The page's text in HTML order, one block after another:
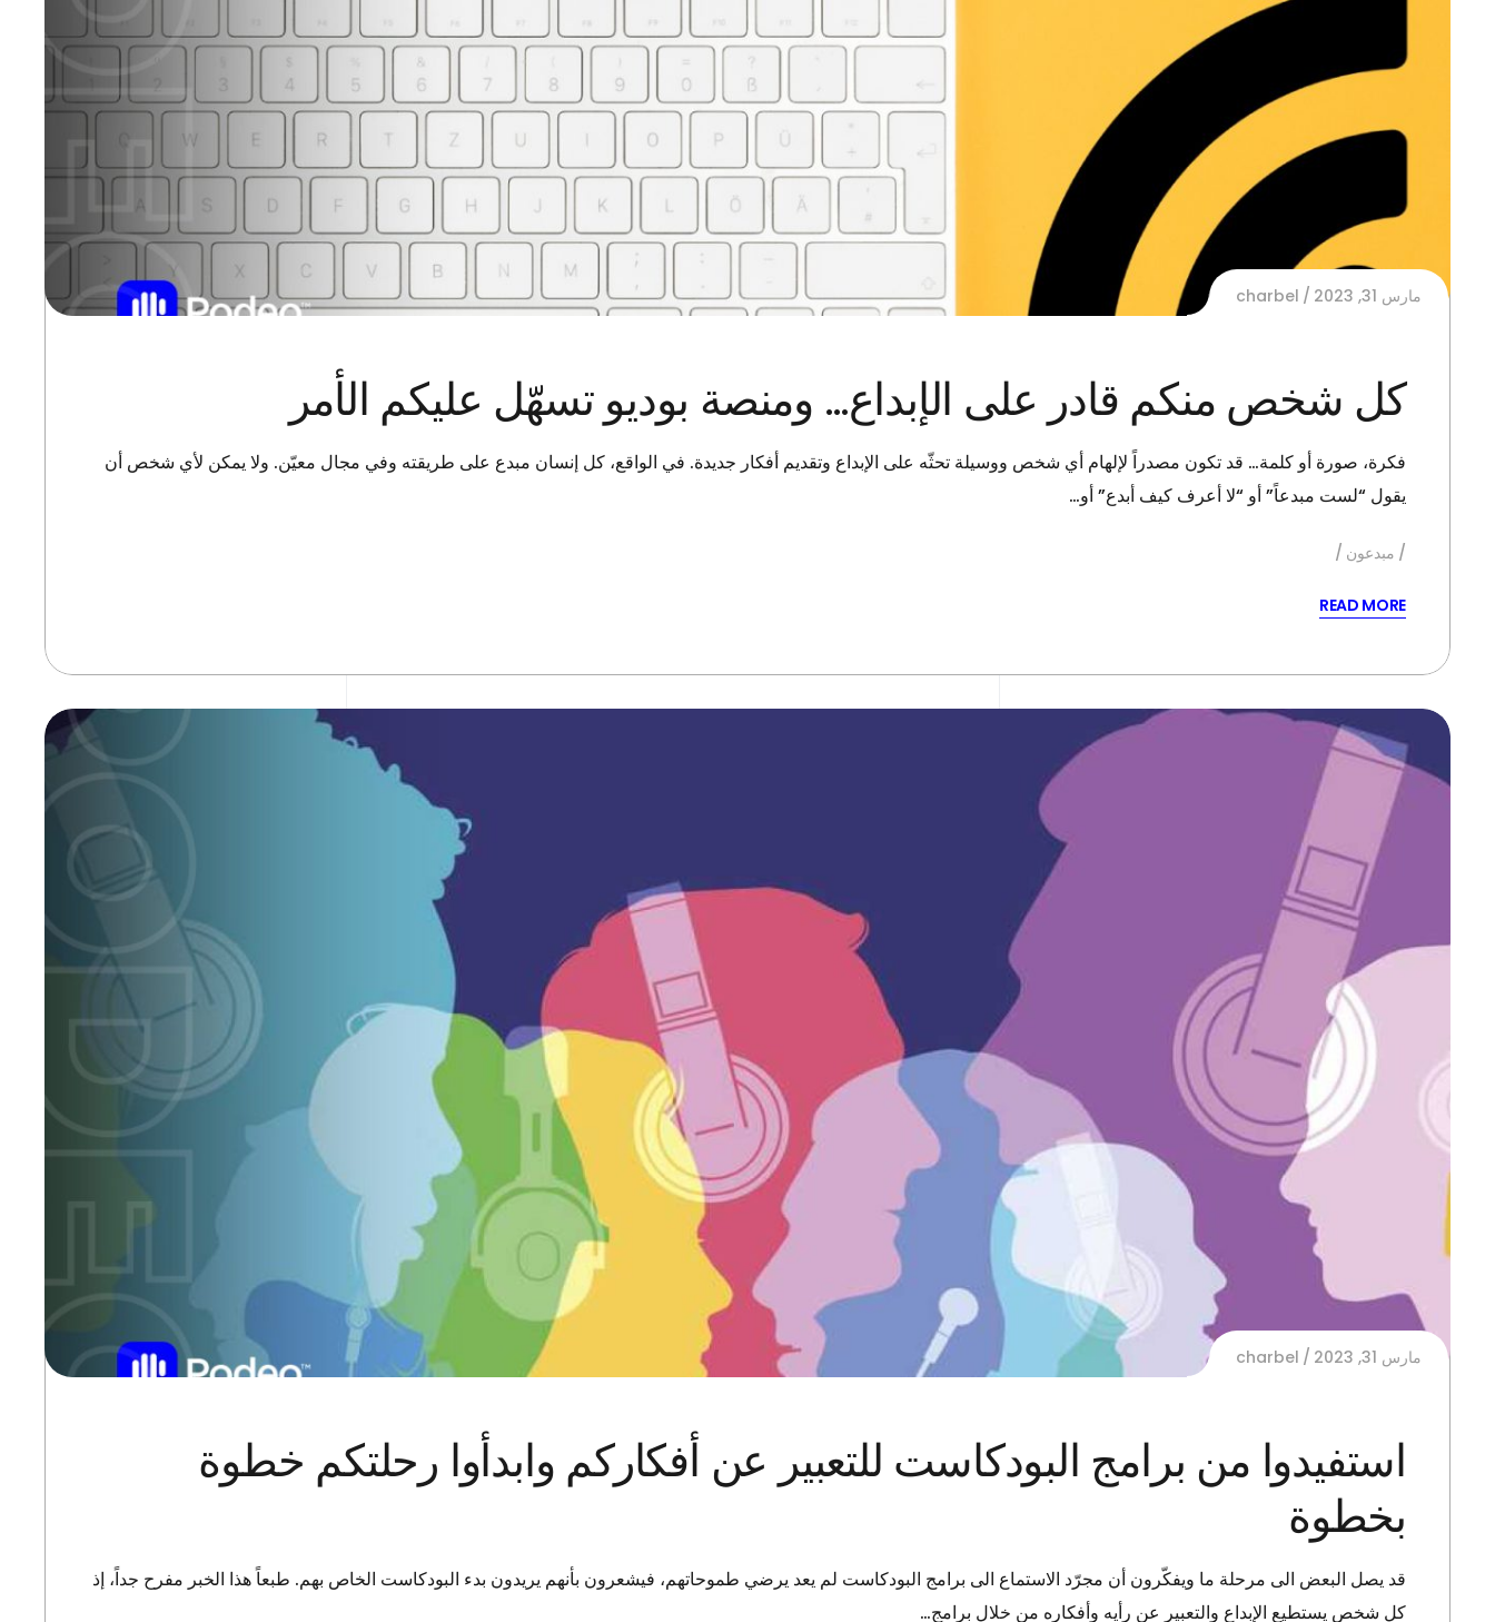
مارس 31, 2023 charbel
كل شخص منكم قادر على الإبداع… ومنصة بوديو تسهّل عليكم الأمر
فكرة، صورة أو كلمة… قد تكون مصدراً لإلهام أي شخص ووسيلة تحثّه على الإبداع وتقديم أفكار جديدة. في الواقع، كل إنسان مبدع على طريقته وفي مجال معيّن. ولا يمكن لأي شخص أن
يقول “لست مبدعاً” أو “لا أعرف كيف أبدع” أو…
مبدعون
READ MORE
مارس 31, 2023 charbel
استفيدوا من برامج البودكاست للتعبير عن أفكاركم وابدأوا رحلتكم خطوة
بخطوة
قد يصل البعض الى مرحلة ما ويفكّرون أن مجرّد الاستماع الى برامج البودكاست لم يعد يرضي طموحاتهم، فيشعرون بأنهم يريدون بدء البودكاست الخاص بهم. طبعاً هذا الخبر مفرح جداً، إذ
كل شخص يستطيع الإبداع والتعبير عن رأيه وأفكاره من خلال برامج…